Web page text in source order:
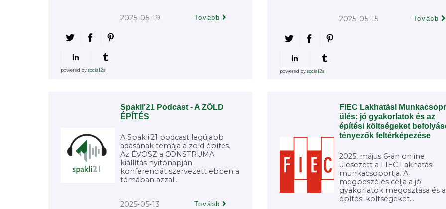
2025-05-19 Tovább
powered bysocial2s
2025-05-15 Tovább
powered bysocial2s
Spakli'21 Podcast - A ZÖLD
ÉPÍTÉS
A Spakli’21 podcast legújabb
adásának témája a zöld építés.
Az ÉVOSZ a CONSTRUMA
kiállítás nyitónapján
konferenciát szervezett ebben a
témában azzal...
2025-05-13 Tovább
FIEC Lakhatási
ülés: jó gyakorlatok és az
építési költségeket
tényezők feltérképezése
2025. május 6-án online
ülésezett a FIEC Lakhatási
munkacsoportja. A
megbeszélés célja a jó
gyakorlatok megosztása és
építési költségeket...